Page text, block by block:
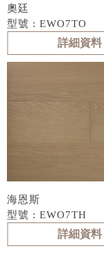
奧廷
型號 : EWO7TO
詳細資料
海恩斯
型號 : EWO7TH
詳細資料